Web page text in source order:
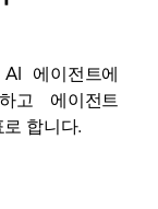
에이전트에
고 에이전트
합니다.